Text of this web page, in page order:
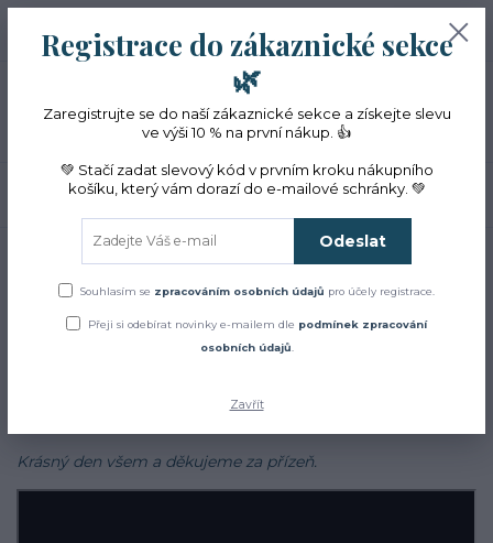
Menu
CZK
Hledat
(Po-Pá, 10-16 hod.)
0ks
0 Kč
Úvod
Blog
Zajímá Vás jak to u nás chodí?
Krásný den všem a děkujeme za přízeň.
Registrace do zákaznické sekce
🌿
Zaregistrujte se do naší zákaznické sekce a získejte slevu
ve výši 10 % na první nákup. 👍
💚 Stačí zadat slevový kód v prvním kroku nákupního
košíku, který vám dorazí do e-mailové schránky. 💚
Odeslat
Souhlasím se zpracováním osobních údajů pro účely registrace.
Přeji si odebírat novinky e-mailem dle podmínek zpracování
osobních údajů
Zavřít